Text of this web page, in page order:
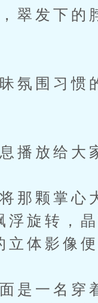
发下的
围习惯
放给大
颗掌心
旋转，
体影像便
一名穿